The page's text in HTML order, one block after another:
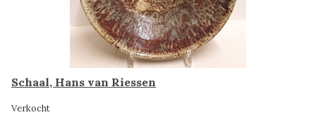
Schaal, Hans van Riessen
Verkocht